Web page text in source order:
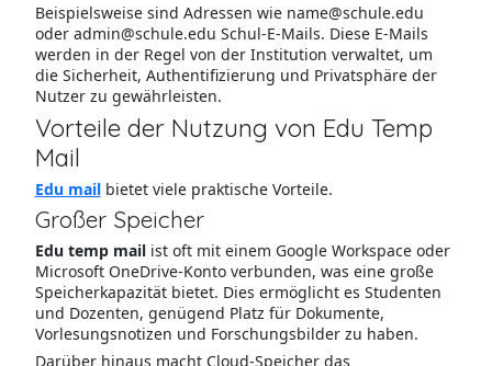
Beispielsweise sind Adressen wie name@schule.edu
oder admin@schule.edu Schul-E-Mails. Diese E-Mails
werden in der Regel von der Institution verwaltet, um
die Sicherheit, Authentifizierung und Privatsphäre der
Nutzer zu gewährleisten.
Vorteile der Nutzung von Edu Temp
Mail
Edu mailbietet viele praktische Vorteile.
Großer Speicher
Edu temp mailist oft mit einem Google Workspace oder
Microsoft OneDrive-Konto verbunden, was eine große
Speicherkapazität bietet. Dies ermöglicht es Studenten
und Dozenten, genügend Platz für Dokumente,
Vorlesungsnotizen und Forschungsbilder zu haben.
Darüber hinaus macht Cloud-Speicher das